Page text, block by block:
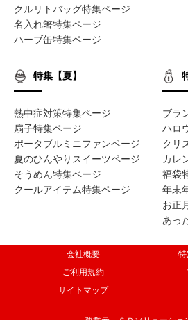
クルリトバッグ特集ページ
名入れ箸特集ページ
ハーブ缶特集ページ
特集【夏】
熱中症対策特集ページ
扇子特集ページ
ポータブルミニファンページ
夏のひんやりスイーツページ
そうめん特集ページ
クールアイテム特集ページ
ブラ
ハロ
クリ
カレ
福袋
年末
お正
あっ
会社概要
ご利用規約
サイトマップ